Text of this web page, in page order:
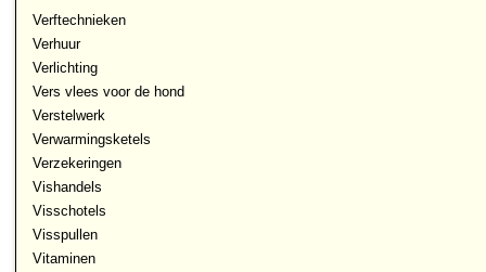
Verftechnieken
Verhuur
Verlichting
Vers vlees voor de hond
Verstelwerk
Verwarmingsketels
Verzekeringen
Vishandels
Visschotels
Visspullen
Vitaminen